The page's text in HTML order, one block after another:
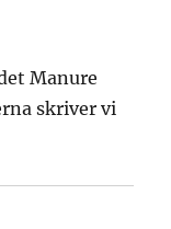
Manure
skriver vi